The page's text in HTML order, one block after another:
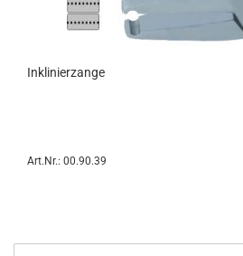
Inklinierzange
Art.Nr.: 00.90.39